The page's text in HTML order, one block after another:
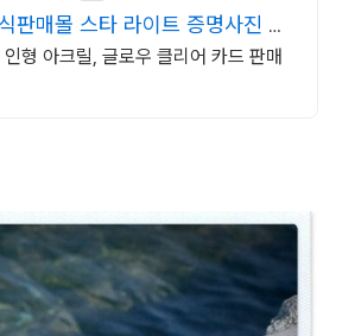
판매몰 스타 라이트 증명사진 제2
형 아크릴, 글로우 클리어 카드 판매